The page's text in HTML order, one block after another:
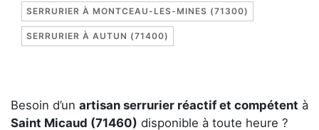
SERRURIER À MONTCEAU-LES-MINES (71300)
SERRURIER À AUTUN (71400)
Besoin d’un artisan serrurier réactif et compétent à
Saint Micaud (71460) disponible à toute heure ?